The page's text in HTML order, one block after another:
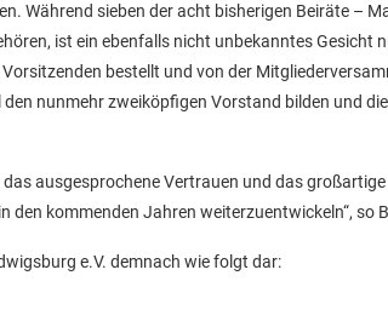
Während sieben der acht bisherigen Beiräte –
ist ein ebenfalls nicht unbekanntes Gesicht
bestellt und von der
nunmehr zweiköpfigen Vorstand bilden und
ausgesprochene Vertrauen und das
den kommenden Jahren weiterzuentwickeln“, so
e.V. demnach wie folgt dar: